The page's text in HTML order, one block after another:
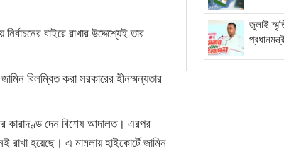
বাইরে রাখার উদ্দেশ্যেই তার
বিলম্বিত করা সরকারের হীনম্মন্যতার
কারাদণ্ড দেন বিশেষ আদালত। এরপর
রাখা হয়েছে। এ মামলায় হাইকোর্টে জামিন
জুলাই